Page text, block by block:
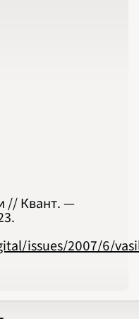
// Квант. —
issues/2007/6/